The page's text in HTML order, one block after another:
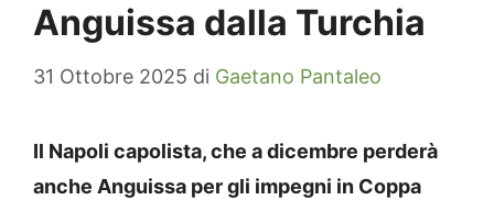
Anguissa dalla Turchia
31 Ottobre 2025 di Gaetano Pantaleo
Il Napoli capolista, che a dicembre perderà
anche Anguissa per gli impegni in Coppa